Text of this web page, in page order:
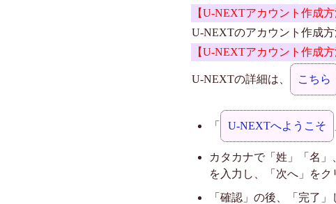
【U-NEXTアカウント作成
U-NEXTのアカウント作成方
【U-NEXTアカウント作成方
U-NEXTの詳細は、 こちら
「 U-NEXTへようこそ
カタカナで「姓」「名
を入力し、「次へ」をク
「確認」の後、「完了」